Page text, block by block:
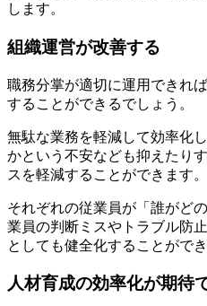
します。
組織運営が改善する
職務分掌が適切に運用できれ
することができるでしょう。
無駄な業務を軽減して効率化
かという不安なども抑えたり
スを軽減することができます。
それぞれの従業員が「誰がど
業員の判断ミスやトラブル防
としても健全化することがで
人材育成の効率化が期待